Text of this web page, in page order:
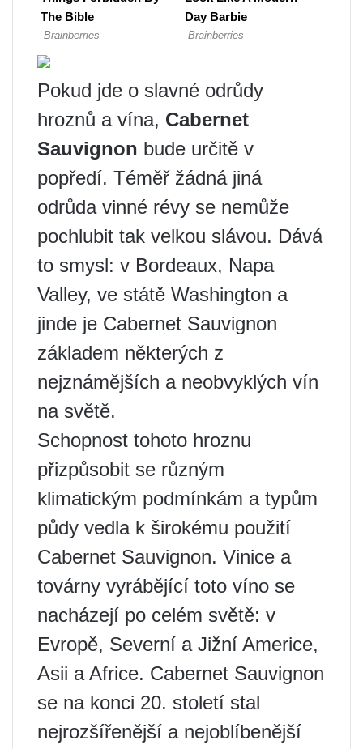
Pokud jde o slavné odrůdy
hroznů a vína, Cabernet
Sauvignon bude určitě v
popředí. Téměř žádná jiná
odrůda vinné révy se nemůže
pochlubit tak velkou slávou. Dává
to smysl: v Bordeaux, Napa
Valley, ve státě Washington a
jinde je Cabernet Sauvignon
základem některých z
nejznámějších a neobvyklých vín
na světě.
Schopnost tohoto hroznu
přizpůsobit se různým
klimatickým podmínkám a typům
půdy vedla k širokému použití
Cabernet Sauvignon. Vinice a
továrny vyrábějící toto víno se
nacházejí po celém světě: v
Evropě, Severní a Jižní Americe,
Asii a Africe. Cabernet Sauvignon
se na konci 20. století stal
nejrozšířenější a nejoblíbenější